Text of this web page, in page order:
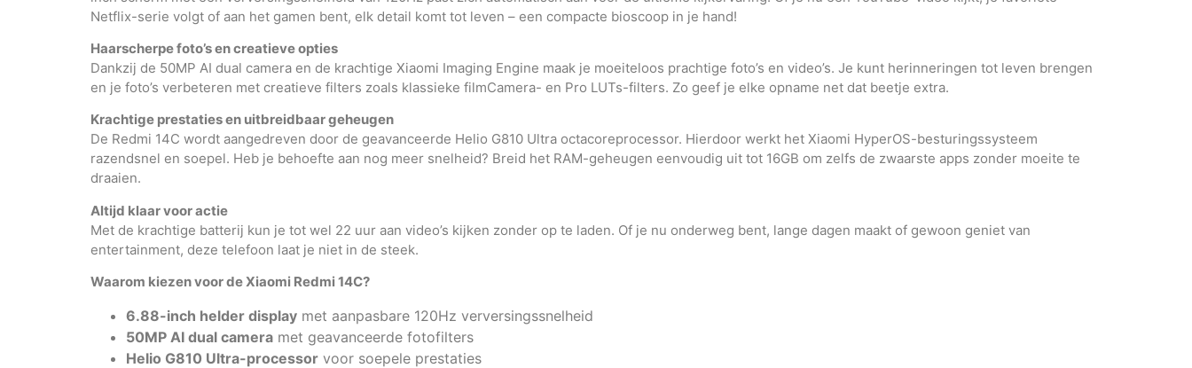
Netflix-serie volgt of aan het gamen bent, elk detail komt tot leven – een compacte bioscoop in je hand!
Haarscherpe foto’s en creatieve opties
Dankzij de 50MP AI dual camera en de krachtige Xiaomi Imaging Engine maak je moeiteloos prachtige foto’s en video’s. Je kunt herinneringen tot leven brengen
en je foto’s verbeteren met creatieve filters zoals klassieke filmCamera- en Pro LUTs-filters. Zo geef je elke opname net dat beetje extra.
Krachtige prestaties en uitbreidbaar geheugen
De Redmi 14C wordt aangedreven door de geavanceerde Helio G810 Ultra octacoreprocessor. Hierdoor werkt het Xiaomi HyperOS-besturingssysteem
razendsnel en soepel. Heb je behoefte aan nog meer snelheid? Breid het RAM-geheugen eenvoudig uit tot 16GB om zelfs de zwaarste apps zonder moeite te
draaien.
Altijd klaar voor actie
Met de krachtige batterij kun je tot wel 22 uur aan video’s kijken zonder op te laden. Of je nu onderweg bent, lange dagen maakt of gewoon geniet van
entertainment, deze telefoon laat je niet in de steek.
Waarom kiezen voor de Xiaomi Redmi 14C?
6.88-inch helder display met aanpasbare 120Hz verversingssnelheid
50MP AI dual camera met geavanceerde fotofilters
Helio G810 Ultra-processor voor soepele prestaties